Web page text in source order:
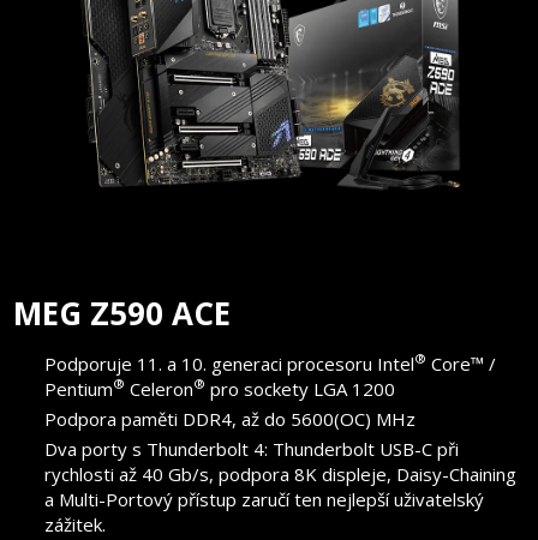
MEG Z590 ACE
Podporuje 11. a 10. generaci procesoru Intel® Core™ /
Pentium® Celeron® pro sockety LGA 1200
Podpora paměti DDR4, až do 5600(OC) MHz
Dva porty s Thunderbolt 4: Thunderbolt USB-C při
rychlosti až 40 Gb/s, podpora 8K displeje, Daisy-Chaining
a Multi-Portový přístup zaručí ten nejlepší uživatelský
zážitek.